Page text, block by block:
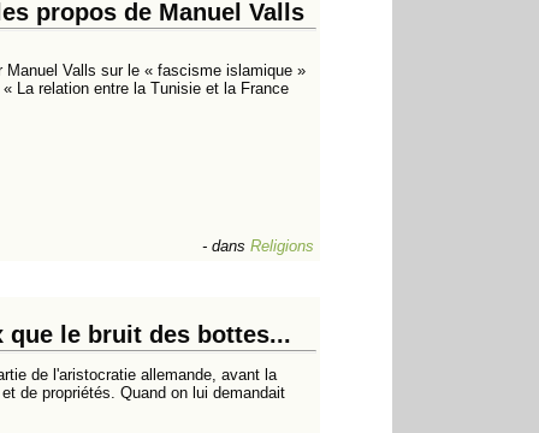
propos de Manuel Valls
Manuel Valls sur le « fascisme islamique »
La relation entre la Tunisie et la France
- dans Religions
que le bruit des bottes...
de l'aristocratie allemande, avant la
de propriétés. Quand on lui demandait